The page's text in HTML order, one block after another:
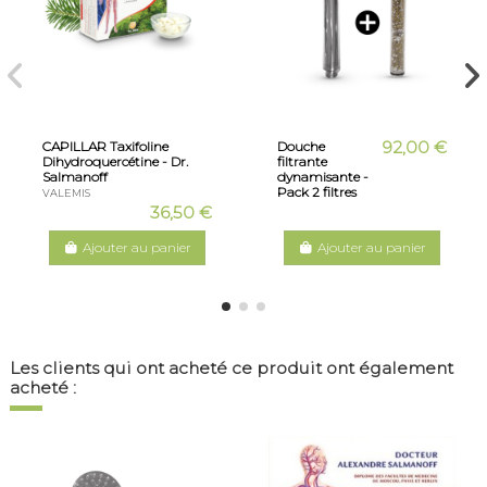
CAPILLAR Taxifoline
Dihydroquercétine - Dr.
Salmanoff
VALEMIS
36,50 €
Ajouter au panier
Douche
filtrante
dynamisante -
Pack 2 filtres
92,00 €
Ajouter au panier
Les clients qui ont acheté ce produit ont également
acheté :